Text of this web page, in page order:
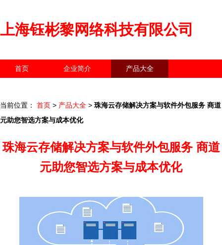
上海钰彬黎网络科技有限公司
首页 企业简介 产品大全
当前位置： 首页 > 产品大全 > 珠海云存储解决方案与软件外包服务 商道
元助您智选方案与成本优化
珠海云存储解决方案与软件外包服务 商道
元助您智选方案与成本优化